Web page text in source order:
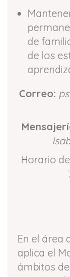
de
de los
Correo:
Horario
En el área
aplica el
ámbitos